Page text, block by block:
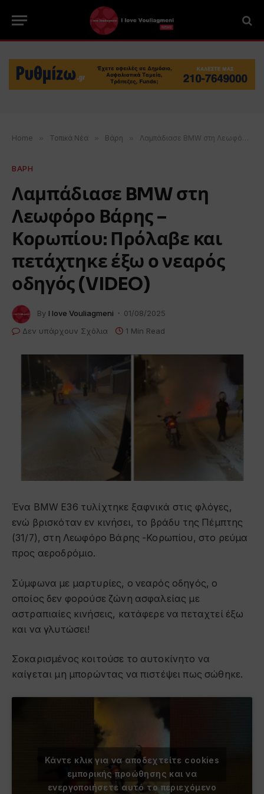
Home » Τοπικά Νέα » Βάρη » Λαμπάδιασε BMW στη Λεωφόρο Βάρης – Κορωπίου: Πρόλαβε και πετάχτηκε έξω ο νεαρός οδηγός (VIDEO)
ΒΑΡΗ
Λαμπάδιασε BMW στη
Λεωφόρο Βάρης –
Κορωπίου: Πρόλαβε και
πετάχτηκε έξω ο νεαρός
οδηγός (VIDEO)
By I love Vouliagmeni
01/08/2025
Δεν υπάρχουν Σχόλια
1 Min Read
Ένα BMW Ε36 τυλίχτηκε ξαφνικά στις φλόγες,
ενώ βρισκόταν εν κινήσει, το βράδυ της Πέμπτης
(31/7), στη Λεωφόρο Βάρης -Κορωπίου, στο ρεύμα
προς αεροδρόμιο.
Σύμφωνα με μαρτυρίες, ο νεαρός οδηγός, ο
οποίος δεν φορούσε ζώνη ασφαλείας με
αστραπιαίες κινήσεις, κατάφερε να πεταχτεί έξω
και να γλυτώσει!
Σοκαρισμένος κοιτούσε το αυτοκίνητο να
καίγεται μη μπορώντας να πιστέψει πως σώθηκε.
Κάντε κλικ για να αποδεχτείτε cookies
εμπορικής προώθησης και να
ενεργοποιήσετε αυτό το περιεχόμενο